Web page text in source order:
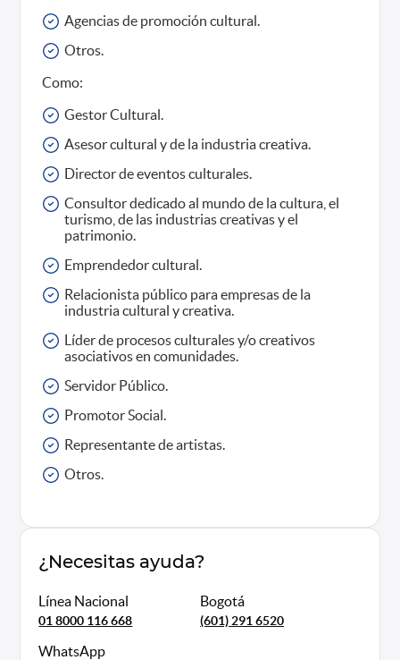
Agencias de promoción cultural.
Otros.
Como:
Gestor Cultural.
Asesor cultural y de la industria creativa.
Director de eventos culturales.
Consultor dedicado al mundo de la cultura, el
turismo, de las industrias creativas y el
patrimonio.
Emprendedor cultural.
Relacionista público para empresas de la
industria cultural y creativa.
Líder de procesos culturales y/o creativos
asociativos en comunidades.
Servidor Público.
Promotor Social.
Representante de artistas.
Otros.
¿Necesitas ayuda?
Línea Nacional
01 8000 116 668
Bogotá
(601) 291 6520
WhatsApp